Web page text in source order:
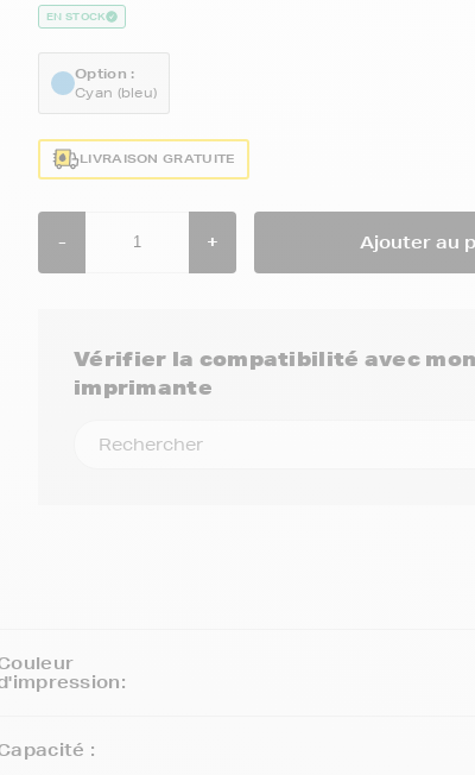
EN STOCK
Option :
Cyan (bleu)
LIVRAISON GRATUITE
- + Ajouter au
Vérifier la compatibilité avec mon
imprimante
: